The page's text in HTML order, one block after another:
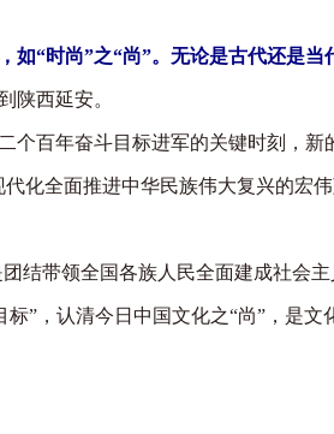
“时尚”之“尚”。无论是古代还是当
陕西延安。
百年奋斗目标进军的关键时刻，新
全面推进中华民族伟大复兴的宏
带领全国各族人民全面建成社会
”，认清今日中国文化之“尚”，是